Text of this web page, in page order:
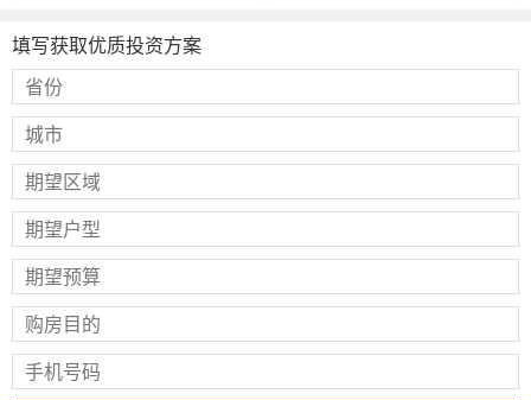
填写获取优质投资方案